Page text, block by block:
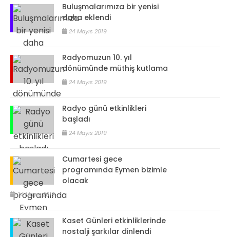
Buluşmalarımıza bir yenisi
daha eklendi
24 Mayıs 2019
Radyomuzun 10. yıl
dönümünde müthiş kutlama
24 Mayıs 2019
Radyo günü etkinlikleri
başladı
24 Mayıs 2019
Cumartesi gece
programında Eymen bizimle
olacak
24 Mayıs 2019
Kaset Günleri etkinliklerinde
nostalji şarkılar dinlendi